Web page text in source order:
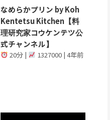
なめらかプリン by Koh
Kentetsu Kitchen【料
理研究家コウケンテツ公
式チャンネル】
20分 | 1327000 | 4年前